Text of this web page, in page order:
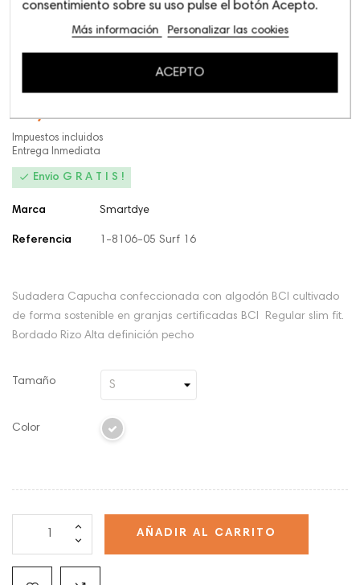
49,95 €
Impuestos incluidos
Entrega Inmediata
 Envio G R A T I S !
Marca Smartdye
Referencia 1-8106-05 Surf 16
Sudadera Capucha confeccionada con algodón BCI cultivado
de forma sostenible en granjas certificadas BCI Regular slim fit.
Bordado Rizo Alta definición pecho
Tamaño
Color
AÑADIR AL CARRITO
consentimiento sobre su uso pulse el botón Acepto.
Más información Personalizar las cookies
ACEPTO